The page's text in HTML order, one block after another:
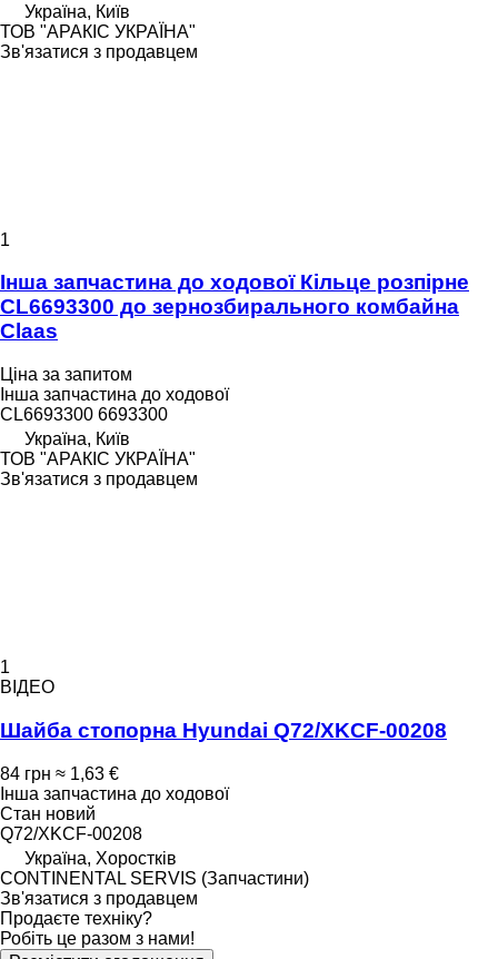
Україна, Київ
ТОВ "АРАКІС УКРАЇНА"
Зв'язатися з продавцем
1
Інша запчастина до ходової Кільце розпірне
CL6693300 до зернозбирального комбайна
Claas
Ціна за запитом
Інша запчастина до ходової
CL6693300 6693300
Україна, Київ
ТОВ "АРАКІС УКРАЇНА"
Зв'язатися з продавцем
1
ВІДЕО
Шайба стопорна Hyundai Q72/XKCF-00208
84 грн ≈ 1,63 €
Інша запчастина до ходової
Стан новий
Q72/XKCF-00208
Україна, Хоростків
CONTINENTAL SERVIS (Запчастини)
Зв'язатися з продавцем
Продаєте техніку?
Робіть це разом з нами!